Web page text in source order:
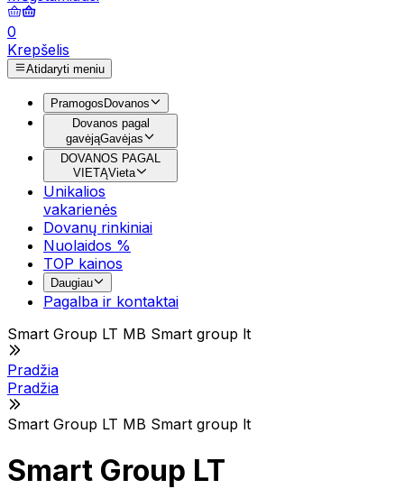
0
Krepšelis
Atidaryti meniu
Pramogos Dovanos
Dovanos pagal
gavėjąGavėjas
DOVANOS PAGAL
VIETĄVieta
Unikalios
vakarienės
Dovanų rinkiniai
Nuolaidos %
TOP kainos
Daugiau
Pagalba ir kontaktai
Smart Group LT MB Smart group lt
Pradžia
Pradžia
Smart Group LT MB Smart group lt
Smart Group LT